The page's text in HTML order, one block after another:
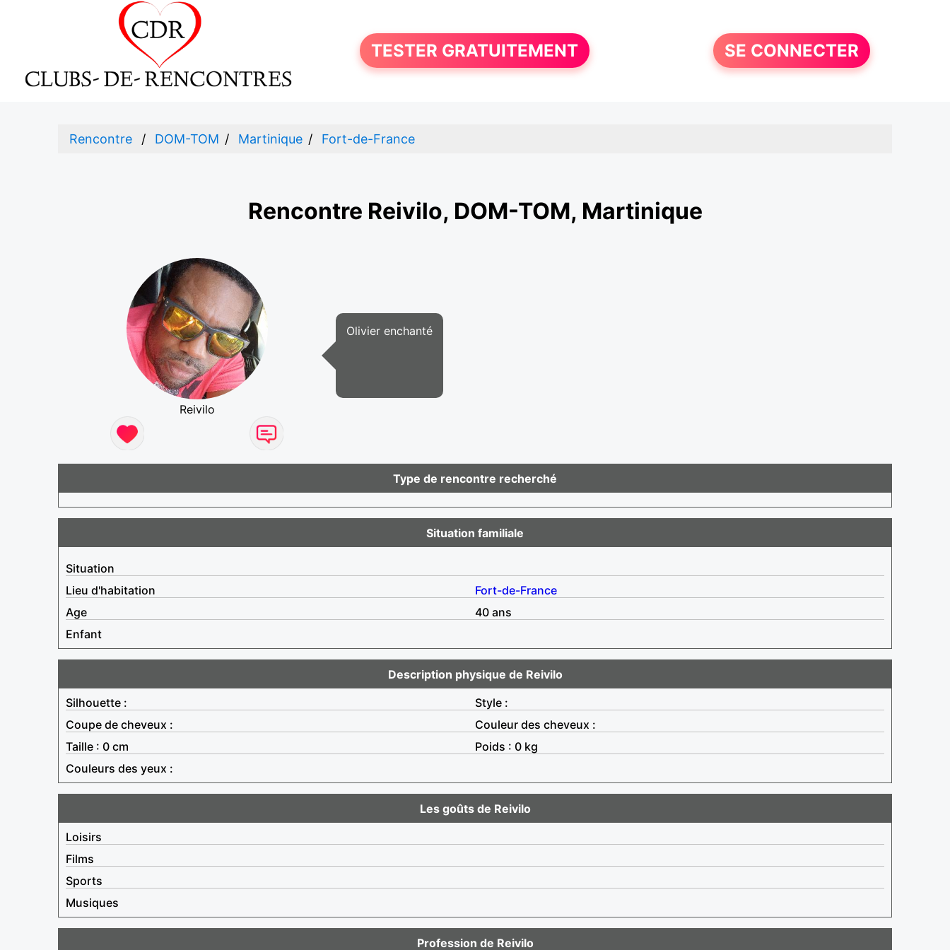
TESTER GRATUITEMENT SE CONNECTER
Rencontre DOM-TOM Martinique Fort-de-France
Rencontre Reivilo, DOM-TOM, Martinique
Reivilo
Olivier enchanté
Type de rencontre recherché
Situation familiale
Situation
Lieu d'habitation
Fort-de-France
Age
40 ans
Enfant
Description physique de Reivilo
Silhouette :
Style :
Coupe de cheveux :
Couleur des cheveux :
Taille : 0 cm
Poids : 0 kg
Couleurs des yeux :
Les goûts de Reivilo
Loisirs
Films
Sports
Musiques
Profession de Reivilo